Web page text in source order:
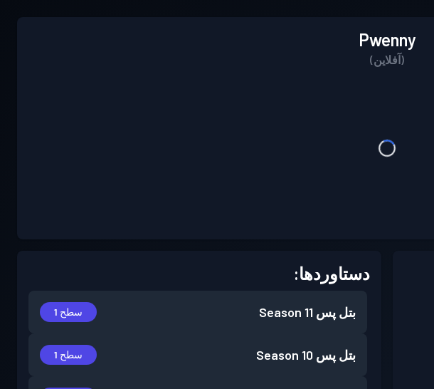
Pwenny
(آفلاین)
دستاوردها:
بتل پس Season 11 سطح 1
بتل پس Season 10 سطح 1